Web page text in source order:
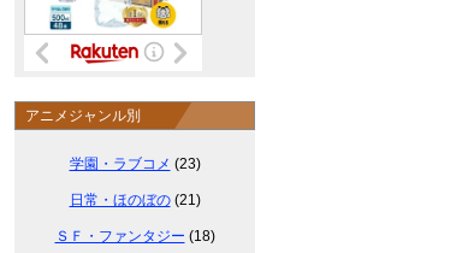
アニメジャンル別
学園・ラブコメ (23)
日常・ほのぼの(21)
ＳＦ・ファンタジー (18)